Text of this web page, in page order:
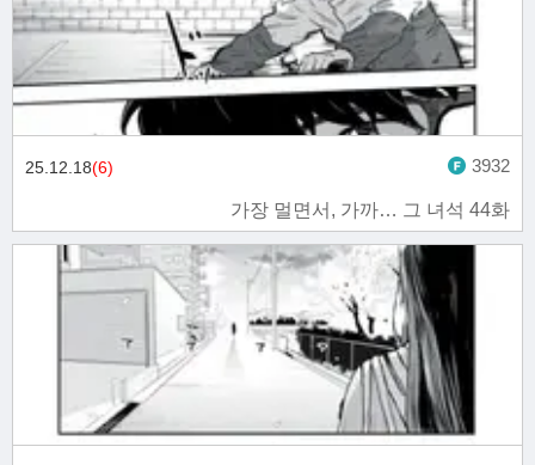
가장 멀면서, 가까… 그 녀석 44화
25.12.18(6) 3932